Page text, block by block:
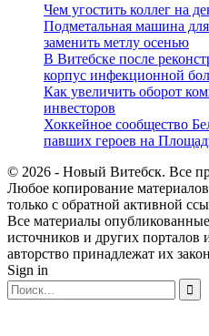
Чем угостить коллег на
Подметальная машина
заменить метлу осенью
В Витебске после
корпус инфекционной
Как увеличить оборот
инвесторов
Хоккейное сообщество
павших героев на
© 2026 - Новый Витебск. Все
Любое копирование
только с обратной активной
Все материалы
источников и других порталов
авторство принадлежат их
Sign in